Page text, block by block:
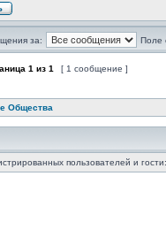
за: Поле
1 из 1 [ 1 сообщение ]
Общества
пользователей и